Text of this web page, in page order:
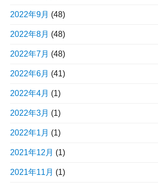
2022年9月 (48)
2022年8月 (48)
2022年7月 (48)
2022年6月 (41)
2022年4月 (1)
2022年3月 (1)
2022年1月 (1)
2021年12月 (1)
2021年11月 (1)